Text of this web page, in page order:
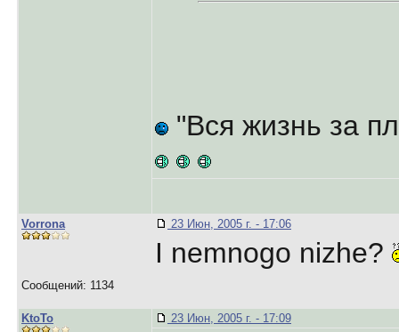
"Вся жизнь за
Vorrona
Сообщений: 1134
23 Июн, 2005 г. - 17:06
I nemnogo nizhe?
KtoTo 23 Июн, 2005 г. - 17:09